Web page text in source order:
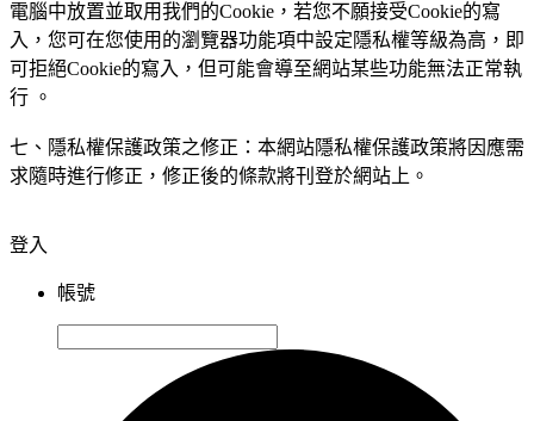
電腦中放置並取用我們的Cookie，若您不願接受Cookie的寫
入，您可在您使用的瀏覽器功能項中設定隱私權等級為高，即
可拒絕Cookie的寫入，但可能會導至網站某些功能無法正常執
行 。
七、隱私權保護政策之修正：本網站隱私權保護政策將因應需
求隨時進行修正，修正後的條款將刊登於網站上。
登入
帳號